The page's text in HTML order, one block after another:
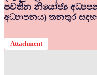
පවතින නියෝජ්‍ය
අධ්‍යාපනය) තනතුර
Attachment